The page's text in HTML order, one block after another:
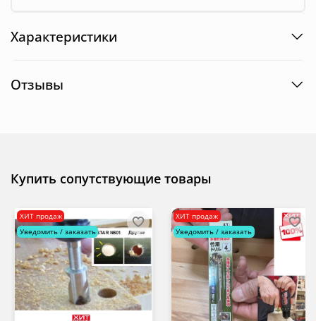
Характеристики
Отзывы
Купить сопутствующие товары
ХИТ продаж
Уведомить / заказать
ХИТ продаж
Уведомить / заказать